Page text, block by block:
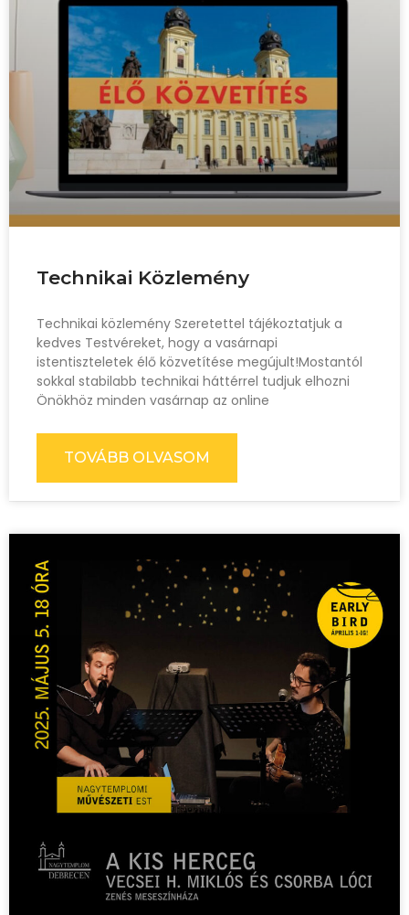
Technikai Közlemény
Technikai közlemény Szeretettel tájékoztatjuk a
kedves Testvéreket, hogy a vasárnapi
istentiszteletek élő közvetítése megújult!Mostantól
sokkal stabilabb technikai háttérrel tudjuk elhozni
Önökhöz minden vasárnap az online
TOVÁBB OLVASOM